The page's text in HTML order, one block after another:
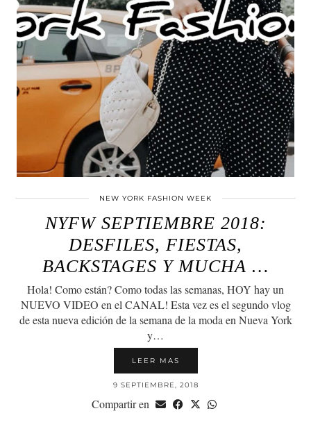
NEW YORK FASHION WEEK
NYFW SEPTIEMBRE 2018:
DESFILES, FIESTAS,
BACKSTAGES Y MUCHA …
Hola! Como están? Como todas las semanas, HOY hay un
NUEVO VIDEO en el CANAL! Esta vez es el segundo vlog
de esta nueva edición de la semana de la moda en Nueva York
y…
LEER MAS
9 SEPTIEMBRE, 2018
Compartir en